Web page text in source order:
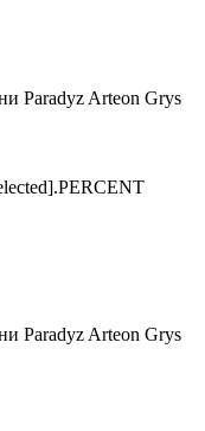
Paradyz Arteon Grys
Paradyz Arteon Grys